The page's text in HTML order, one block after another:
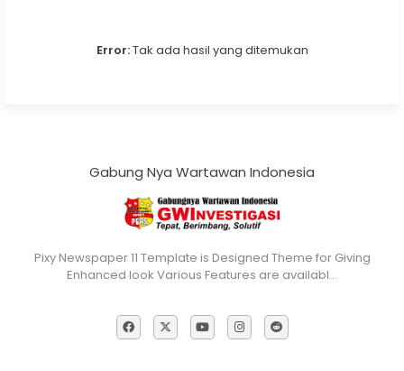
Error:Tak ada hasil yang ditemukan
Gabung Nya Wartawan Indonesia
Pixy Newspaper 11 Template is Designed Theme for Giving
Enhanced look Various Features are availabl…